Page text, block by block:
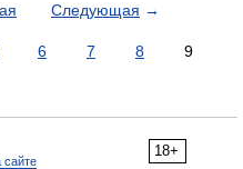
Следующая →
6 7 8
9
18+
сайте